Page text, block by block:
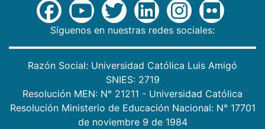
Síguenos en nuestras redes sociales:
Razón Social: Universidad Católica Luis Amigó
SNIES: 2719
Resolución MEN: N° 21211 - Universidad Católica
Resolución Ministerio de Educación Nacional: N° 17701
de noviembre 9 de 1984